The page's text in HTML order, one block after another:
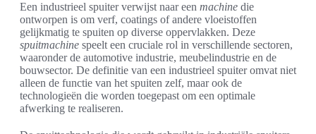
Een industrieel spuiter verwijst naar een machine die
ontworpen is om verf, coatings of andere vloeistoffen
gelijkmatig te spuiten op diverse oppervlakken. Deze
spuitmachine speelt een cruciale rol in verschillende sectoren,
waaronder de automotive industrie, meubelindustrie en de
bouwsector. De definitie van een industrieel spuiter omvat niet
alleen de functie van het spuiten zelf, maar ook de
technologieën die worden toegepast om een optimale
afwerking te realiseren.